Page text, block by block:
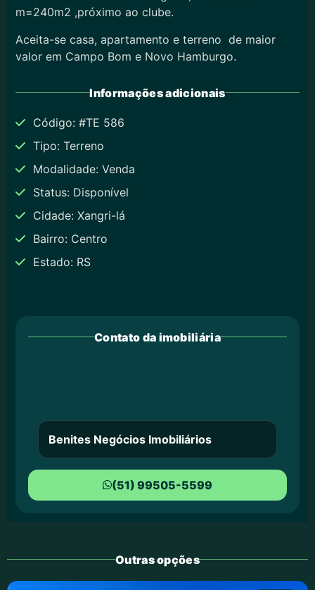
m=240m2 ,próximo ao clube.
Aceita-se casa, apartamento e terreno de maior
valor em Campo Bom e Novo Hamburgo.
Informações adicionais
Código: #TE 586
Tipo: Terreno
Modalidade: Venda
Status: Disponível
Cidade: Xangri-lá
Bairro: Centro
Estado: RS
Contato da imobiliária
Benites Negócios Imobiliários
(51) 99505-5599
Outras opções